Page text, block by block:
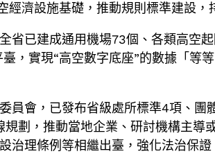
濟設施基礎，推動規則標準建設，
省已建成通用機場73個、各類高空
，實現“高空數字底座”的數據「等
員會，已發布省級處所標準4項、
規劃，推動當地企業、研討機構主導
治理條例等相繼出臺，強化法治保證